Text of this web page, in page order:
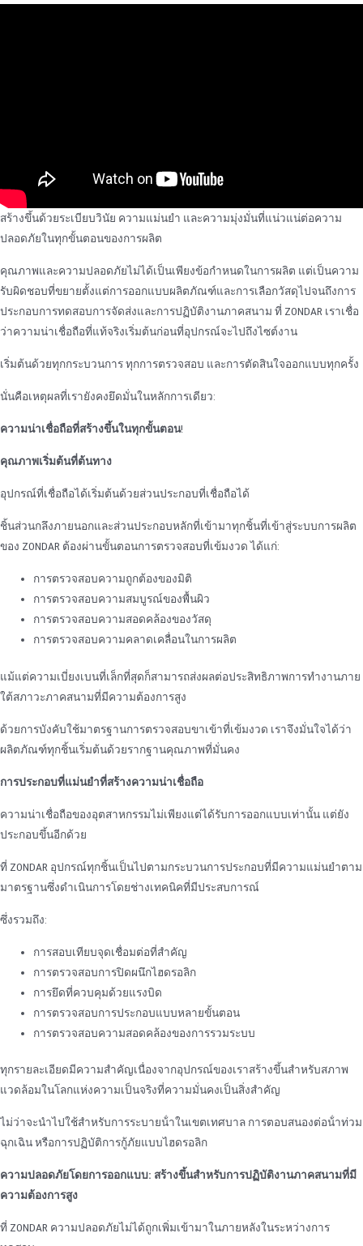
สร้างขึ้นด้วยระเบียบวินัย ความแม่นยํา และความมุ่งมั่นที่แน่วแน่ต่อความ
ปลอดภัยในทุกขั้นตอนของการผลิต
คุณภาพและความปลอดภัยไม่ได้เป็นเพียงข้อกําหนดในการผลิต แต่เป็นความ
รับผิดชอบที่ขยายตั้งแต่การออกแบบผลิตภัณฑ์และการเลือกวัสดุไปจนถึงการ
ประกอบการทดสอบการจัดส่งและการปฏิบัติงานภาคสนาม ที่ ZONDAR เราเชื่อ
ว่าความน่าเชื่อถือที่แท้จริงเริ่มต้นก่อนที่อุปกรณ์จะไปถึงไซต์งาน
เริ่มต้นด้วยทุกกระบวนการ ทุกการตรวจสอบ และการตัดสินใจออกแบบทุกครั้ง
นั่นคือเหตุผลที่เรายังคงยึดมั่นในหลักการเดียว:
ความน่าเชื่อถือที่สร้างขึ้นในทุกขั้นตอน!
คุณภาพเริ่มต้นที่ต้นทาง
อุปกรณ์ที่เชื่อถือได้เริ่มต้นด้วยส่วนประกอบที่เชื่อถือได้
ชิ้นส่วนกลึงภายนอกและส่วนประกอบหลักที่เข้ามาทุกชิ้นที่เข้าสู่ระบบการผลิต
ของ ZONDAR ต้องผ่านขั้นตอนการตรวจสอบที่เข้มงวด ได้แก่:
การตรวจสอบความถูกต้องของมิติ
การตรวจสอบความสมบูรณ์ของพื้นผิว
การตรวจสอบความสอดคล้องของวัสดุ
การตรวจสอบความคลาดเคลื่อนในการผลิต
แม้แต่ความเบี่ยงเบนที่เล็กที่สุดก็สามารถส่งผลต่อประสิทธิภาพการทํางานภาย
ใต้สภาวะภาคสนามที่มีความต้องการสูง
ด้วยการบังคับใช้มาตรฐานการตรวจสอบขาเข้าที่เข้มงวด เราจึงมั่นใจได้ว่า
ผลิตภัณฑ์ทุกชิ้นเริ่มต้นด้วยรากฐานคุณภาพที่มั่นคง
การประกอบที่แม่นยําที่สร้างความน่าเชื่อถือ
ความน่าเชื่อถือของอุตสาหกรรมไม่เพียงแต่ได้รับการออกแบบเท่านั้น แต่ยัง
ประกอบขึ้นอีกด้วย
ที่ ZONDAR อุปกรณ์ทุกชิ้นเป็นไปตามกระบวนการประกอบที่มีความแม่นยําตาม
มาตรฐานซึ่งดําเนินการโดยช่างเทคนิคที่มีประสบการณ์
ซึ่งรวมถึง:
การสอบเทียบจุดเชื่อมต่อที่สําคัญ
การตรวจสอบการปิดผนึกไฮดรอลิก
การยึดที่ควบคุมด้วยแรงบิด
การตรวจสอบการประกอบแบบหลายขั้นตอน
การตรวจสอบความสอดคล้องของการรวมระบบ
ทุกรายละเอียดมีความสําคัญเนื่องจากอุปกรณ์ของเราสร้างขึ้นสําหรับสภาพ
แวดล้อมในโลกแห่งความเป็นจริงที่ความมั่นคงเป็นสิ่งสําคัญ
ไม่ว่าจะนําไปใช้สําหรับการระบายน้ําในเขตเทศบาล การตอบสนองต่อน้ําท่วม
ฉุกเฉิน หรือการปฏิบัติการกู้ภัยแบบไฮดรอลิก
ความปลอดภัยโดยการออกแบบ: สร้างขึ้นสําหรับการปฏิบัติงานภาคสนามที่มี
ความต้องการสูง
ที่ ZONDAR ความปลอดภัยไม่ได้ถูกเพิ่มเข้ามาในภายหลังในระหว่างการ